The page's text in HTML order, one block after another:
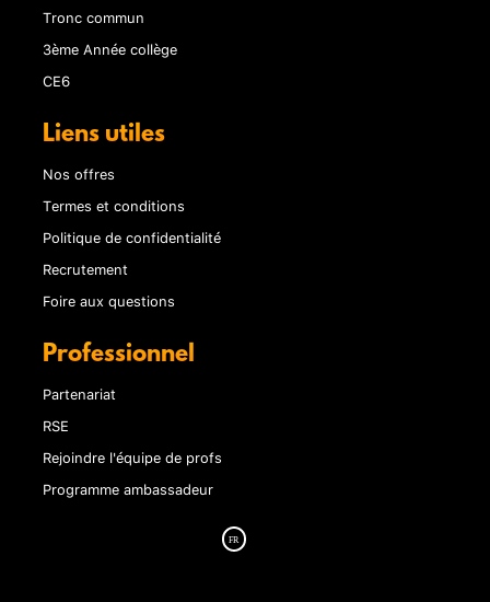
Tronc commun
3ème Année collège
CE6
Liens utiles
Nos offres
Termes et conditions
Politique de confidentialité
Recrutement
Foire aux questions
Professionnel
Partenariat
RSE
Rejoindre l'équipe de profs
Programme ambassadeur